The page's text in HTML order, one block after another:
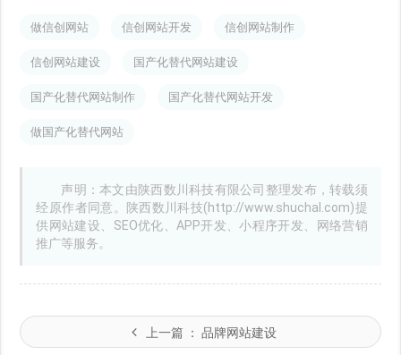
做信创网站 信创网站开发 信创网站制作
信创网站建设 国产化替代网站建设
国产化替代网站制作 国产化替代网站开发
做国产化替代网站
声明：本文由陕西数川科技有限公司整理发布，转载须
经原作者同意。陕西数川科技(http://www.shuchal.com)提
供网站建设、SEO优化、APP开发、小程序开发、网络营销
推广等服务。
上一篇 ： 品牌网站建设